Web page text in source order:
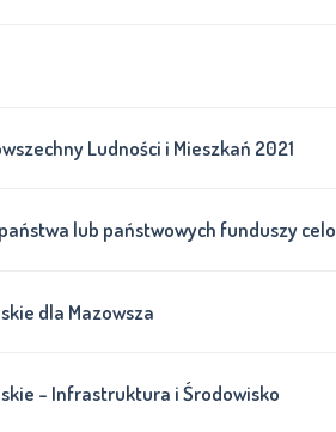
Ludności i Mieszkań 2021
lub państwowych funduszy
dla Mazowsza
- Infrastruktura i Środowisko